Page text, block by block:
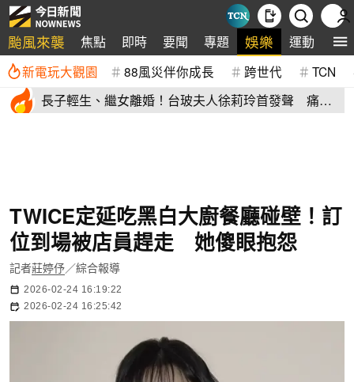
颱風來襲 焦點 即時 要聞 專題 娛樂 運動 全
新電玩大觀園 88風災伴你成長 跨世代 TCN
長子輕生、繼女離婚！台玻夫人徐莉玲首發聲 痛揭
TWICE定延吃黑白大廚餐廳碰壁！訂
位到場被店員趕走 她傻眼抱怨
記者莊婷伃／綜合報導
2026-02-24 16:19:22
2026-02-24 16:25:42